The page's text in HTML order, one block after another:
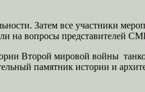
Затем все участники
на вопросы представителей
Второй мировой войны
памятник истории и